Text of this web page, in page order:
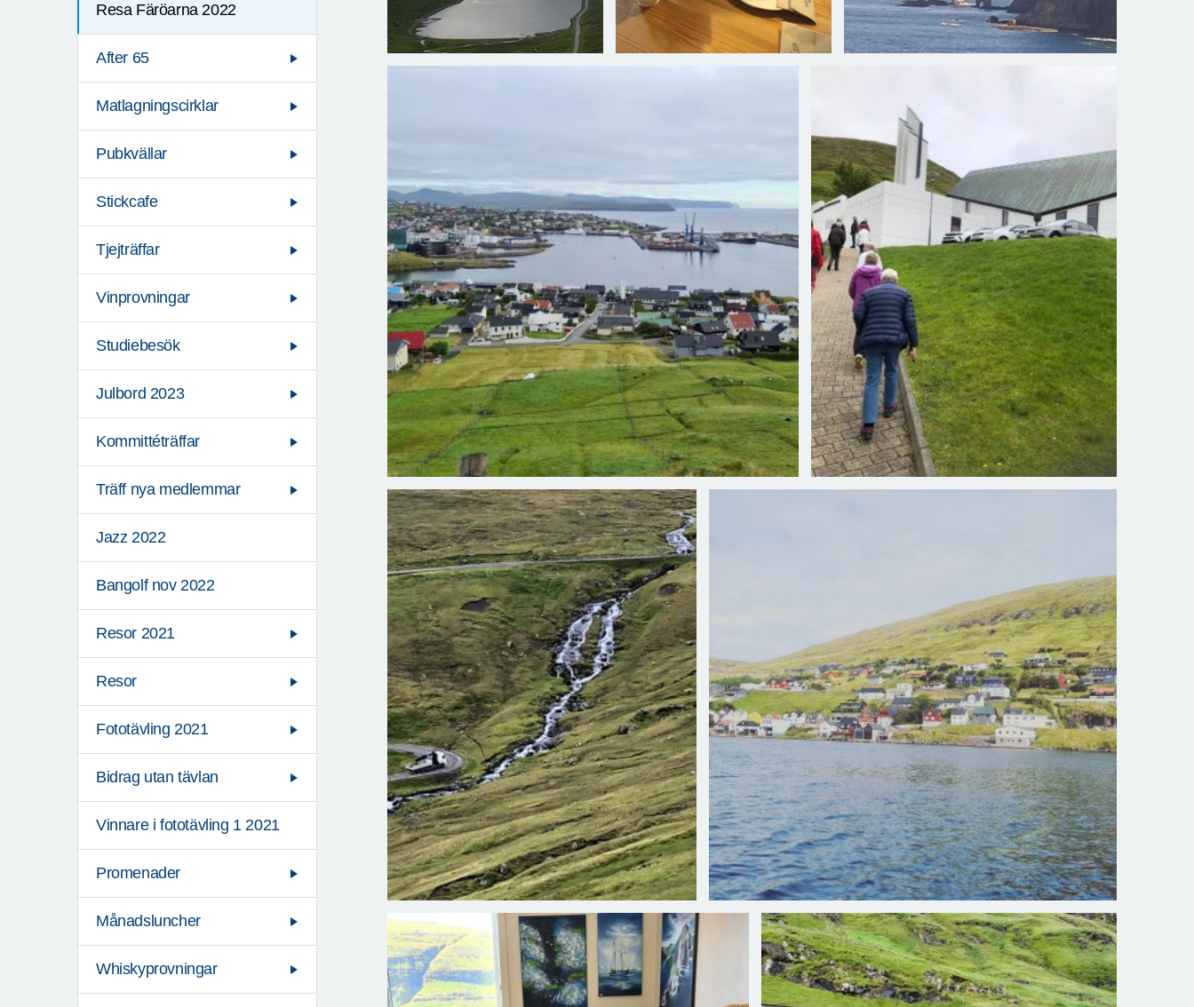
Resa Färöarna 2022
After 65
Matlagningscirklar
Pubkvällar
Stickcafe
Tjejträffar
Vinprovningar
Studiebesök
Julbord 2023
Kommittéträffar
Träff nya medlemmar
Jazz 2022
Bangolf nov 2022
Resor 2021
Resor
Fototävling 2021
Bidrag utan tävlan
Vinnare i fototävling 1 2021
Promenader
Månadsluncher
Whiskyprovningar